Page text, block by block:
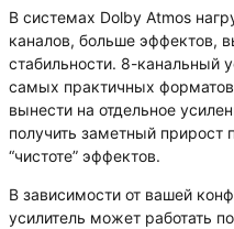
В системах Dolby Atmos
каналов, больше эффектов,
стабильности. 8-канальный
самых практичных
вынести на отдельное
получить заметный
“чистоте” эффектов.
В зависимости от вашей
усилитель может работать